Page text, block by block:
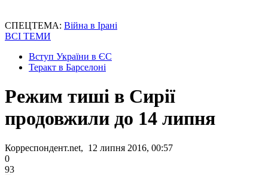
СПЕЦТЕМА: Війна в Ірані
ВСІ ТЕМИ
Вступ України в ЄС
Теракт в Барселоні
Режим тиші в Сирії
продовжили до 14 липня
Корреспондент.net, 12 липня 2016, 00:57
0
93